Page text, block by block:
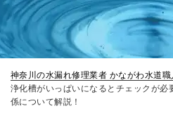
神奈川の水漏れ修理業者 かながわ水道職
浄化槽がいっぱいになるとチェックが必
係について解説！